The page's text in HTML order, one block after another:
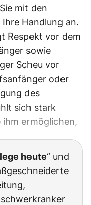
mit den
Handlung an.
Respekt vor dem
sowie
Scheu vor
oder
des
sich stark
ermöglichen,
heute“ und